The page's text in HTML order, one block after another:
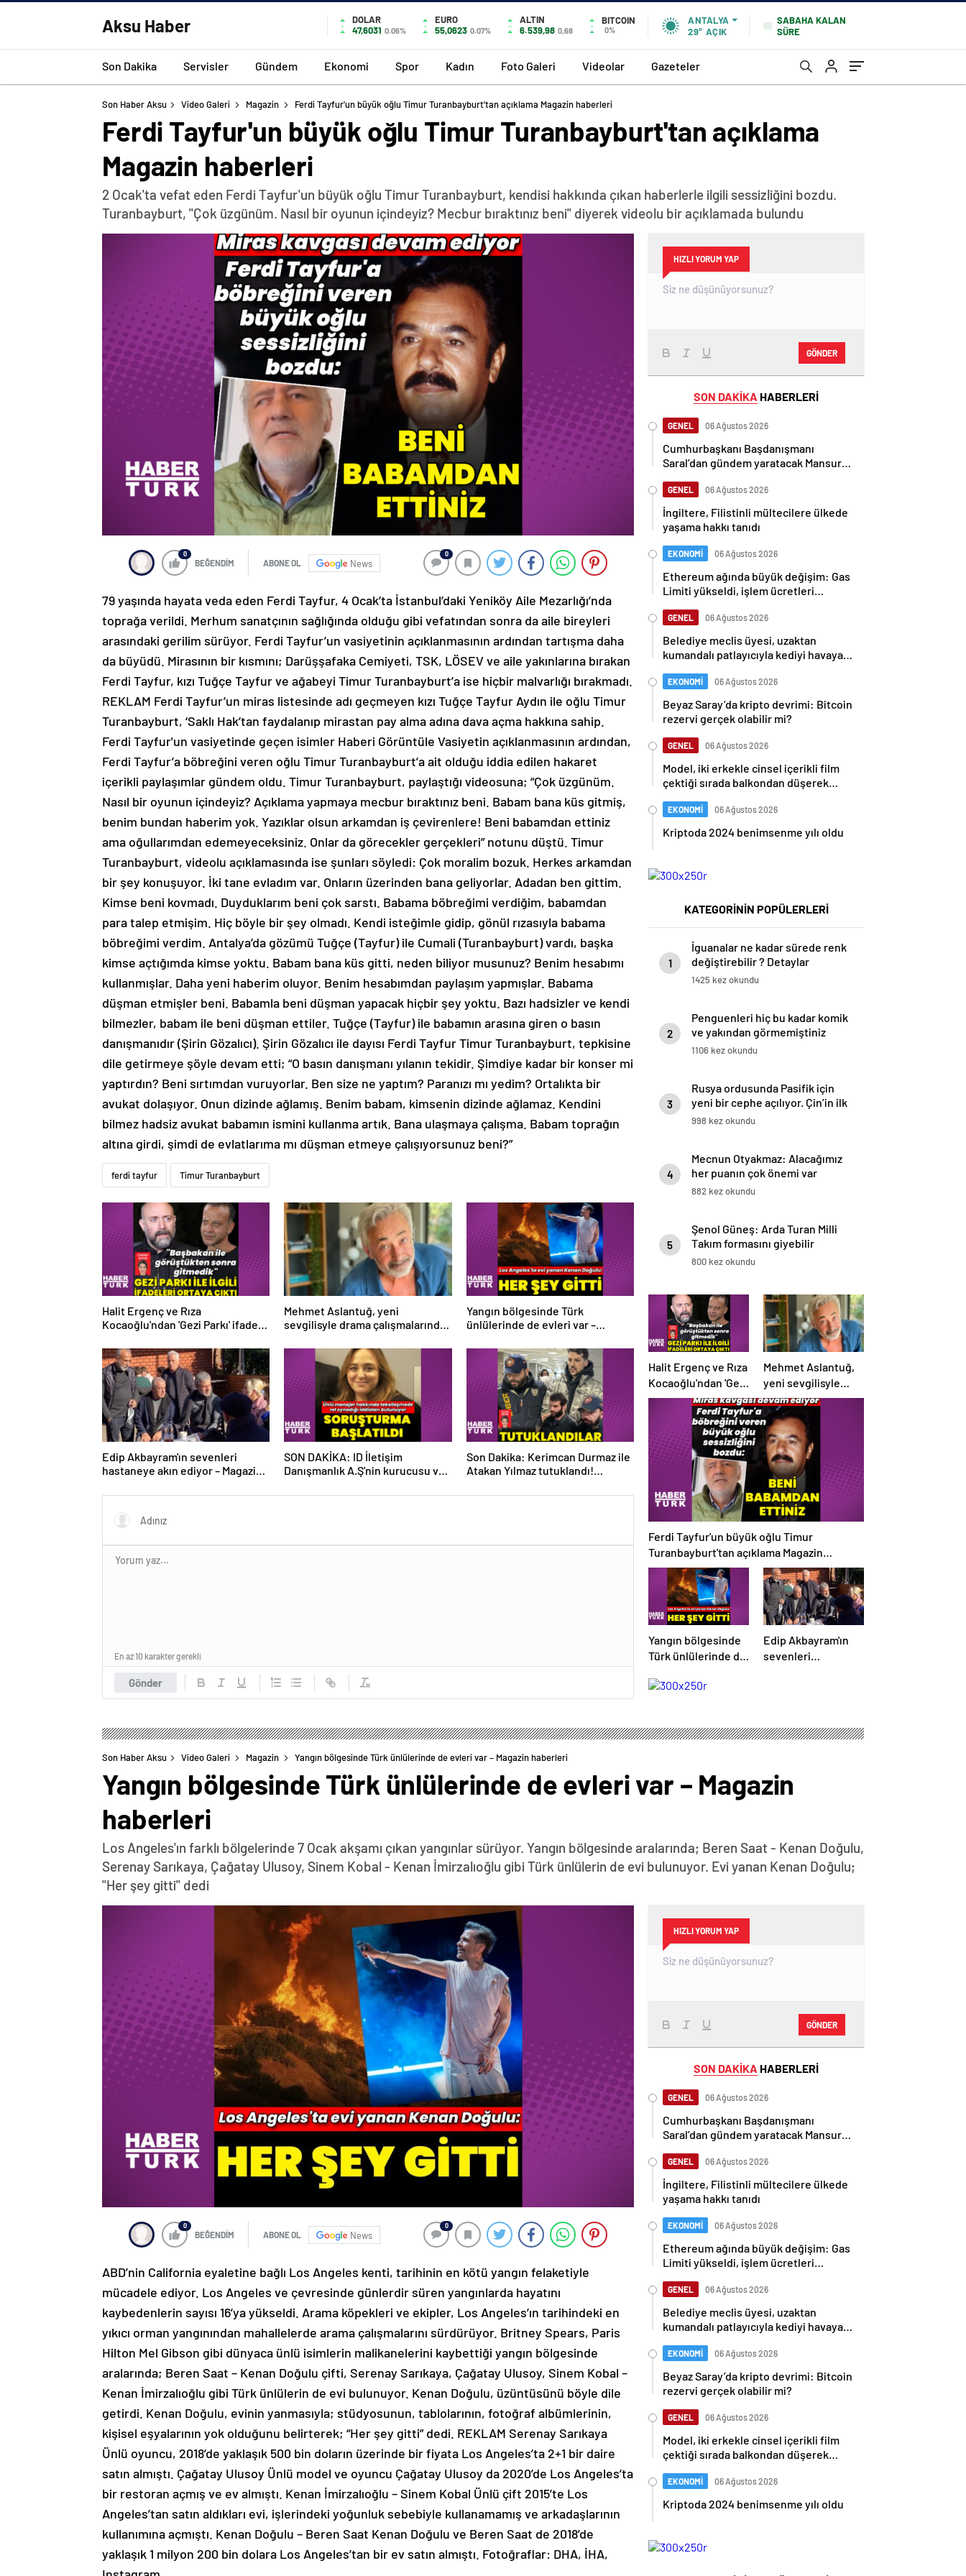
Aksu Haber
DOLAR
47,6031 0.06%
EURO
55,0623 0.07%
ALTIN
6.539,98 0,68
BITCOIN
0%
ANTALYA
29° AÇIK
SABAHA KALAN
SÜRE
Son Dakika Servisler Gündem Ekonomi Spor Kadın Foto Galeri Videolar Gazeteler
Son Haber Aksu Video Galeri Magazin Ferdi Tayfur'un büyük oğlu Timur Turanbayburt'tan açıklama Magazin haberleri
Ferdi Tayfur'un büyük oğlu Timur Turanbayburt'tan açıklama
Magazin haberleri
2 Ocak'ta vefat eden Ferdi Tayfur'un büyük oğlu Timur Turanbayburt, kendisi hakkında çıkan haberlerle ilgili sessizliğini bozdu.
Turanbayburt, "Çok üzgünüm. Nasıl bir oyunun içindeyiz? Mecbur bıraktınız beni" diyerek videolu bir açıklamada bulundu
0
BEĞENDİM ABONE OL News
0
79 yaşında hayata veda eden Ferdi Tayfur, 4 Ocak’ta İstanbul’daki Yeniköy Aile Mezarlığı’nda
toprağa verildi. Merhum sanatçının sağlığında olduğu gibi vefatından sonra da aile bireyleri
arasındaki gerilim sürüyor. Ferdi Tayfur’un vasiyetinin açıklanmasının ardından tartışma daha
da büyüdü. Mirasının bir kısmını; Darüşşafaka Cemiyeti, TSK, LÖSEV ve aile yakınlarına bırakan
Ferdi Tayfur, kızı Tuğçe Tayfur ve ağabeyi Timur Turanbayburt’a ise hiçbir malvarlığı bırakmadı.
REKLAM Ferdi Tayfur’un miras listesinde adı geçmeyen kızı Tuğçe Tayfur Aydın ile oğlu Timur
Turanbayburt, ‘Saklı Hak’tan faydalanıp mirastan pay alma adına dava açma hakkına sahip.
Ferdi Tayfur'un vasiyetinde geçen isimler Haberi Görüntüle Vasiyetin açıklanmasının ardından,
Ferdi Tayfur’a böbreğini veren oğlu Timur Turanbayburt’a ait olduğu iddia edilen hakaret
içerikli paylaşımlar gündem oldu. Timur Turanbayburt, paylaştığı videosuna; “Çok üzgünüm.
Nasıl bir oyunun içindeyiz? Açıklama yapmaya mecbur bıraktınız beni. Babam bana küs gitmiş,
benim bundan haberim yok. Yazıklar olsun arkamdan iş çevirenlere! Beni babamdan ettiniz
ama oğullarımdan edemeyeceksiniz. Onlar da görecekler gerçekleri” notunu düştü. Timur
Turanbayburt, videolu açıklamasında ise şunları söyledi: Çok moralim bozuk. Herkes arkamdan
bir şey konuşuyor. İki tane evladım var. Onların üzerinden bana geliyorlar. Adadan ben gittim.
Kimse beni kovmadı. Duyduklarım beni çok sarstı. Babama böbreğimi verdiğim, babamdan
para talep etmişim. Hiç böyle bir şey olmadı. Kendi isteğimle gidip, gönül rızasıyla babama
böbreğimi verdim. Antalya’da gözümü Tuğçe (Tayfur) ile Cumali (Turanbayburt) vardı, başka
kimse açtığımda kimse yoktu. Babam bana küs gitti, neden biliyor musunuz? Benim hesabımı
kullanmışlar. Daha yeni haberim oluyor. Benim hesabımdan paylaşım yapmışlar. Babama
düşman etmişler beni. Babamla beni düşman yapacak hiçbir şey yoktu. Bazı hadsizler ve kendi
bilmezler, babam ile beni düşman ettiler. Tuğçe (Tayfur) ile babamın arasına giren o basın
danışmanıdır (Şirin Gözalıcı). Şirin Gözalıcı ile dayısı Ferdi Tayfur Timur Turanbayburt, tepkisine
dile getirmeye şöyle devam etti; “O basın danışmanı yılanın tekidir. Şimdiye kadar bir konser mi
yaptırdın? Beni sırtımdan vuruyorlar. Ben size ne yaptım? Paranızı mı yedim? Ortalıkta bir
avukat dolaşıyor. Onun dizinde ağlamış. Benim babam, kimsenin dizinde ağlamaz. Kendini
bilmez hadsiz avukat babamın ismini kullanma artık. Bana ulaşmaya çalışma. Babam toprağın
altına girdi, şimdi de evlatlarıma mı düşman etmeye çalışıyorsunuz beni?”
ferdi tayfur Timur Turanbayburt
Halit Ergenç ve Rıza
Kocaoğlu'ndan 'Gezi Parkı' ifadesi
Mehmet Aslantuğ, yeni
sevgilisyle drama çalışmalarında
Yangın bölgesinde Türk
ünlülerinde de evleri var –
Edip Akbayram'ın sevenleri
hastaneye akın ediyor – Magazin
SON DAKİKA: ID İletişim
Danışmanlık A.Ş'nin kurucusu ve
resen soruşturma başlatıldı
Son Dakika: Kerimcan Durmaz ile
Atakan Yılmaz tutuklandı!
ortaya çıktı – Magazin haberleri
Gönder
En az 10 karakter gerekli
HIZLI YORUM YAP
GÖNDER
SON DAKİKA HABERLERİ
GENEL 06 Ağustos 2026
Cumhurbaşkanı Başdanışmanı
Saral’dan gündem yaratacak Mansur
GENEL 06 Ağustos 2026
İngiltere, Filistinli mültecilere ülkede
yaşama hakkı tanıdı
EKONOMİ 06 Ağustos 2026
Ethereum ağında büyük değişim: Gas
Limiti yükseldi, işlem ücretleri
GENEL 06 Ağustos 2026
Belediye meclis üyesi, uzaktan
kumandalı patlayıcıyla kediyi havaya
EKONOMİ 06 Ağustos 2026
Beyaz Saray’da kripto devrimi: Bitcoin
rezervi gerçek olabilir mi?
GENEL 06 Ağustos 2026
Model, iki erkekle cinsel içerikli film
çektiği sırada balkondan düşerek
EKONOMİ 06 Ağustos 2026
Kriptoda 2024 benimsenme yılı oldu
KATEGORİNİN POPÜLERLERİ
1
İguanalar ne kadar sürede renk
değiştirebilir ? Detaylar
burada…
1425 kez okundu
2
Penguenleri hiç bu kadar komik
ve yakından görmemiştiniz
1106 kez okundu
3
Rusya ordusunda Pasifik için
yeni bir cephe açılıyor. Çin’in ilk
tepkisi!
998 kez okundu
4
Mecnun Otyakmaz: Alacağımız
her puanın çok önemi var
882 kez okundu
5
Şenol Güneş: Arda Turan Milli
Takım formasını giyebilir
800 kez okundu
Halit Ergenç ve Rıza
Kocaoğlu'ndan 'Gezi
Parkı' ifadesi –
Magazin haberleri
Mehmet Aslantuğ,
yeni sevgilisyle
drama
çalışmalarında
tanıştı – Magazin
haberleri
Ferdi Tayfur'un büyük oğlu Timur
Turanbayburt'tan açıklama Magazin
haberleri
Yangın bölgesinde
Türk ünlülerinde de
haberleri
Edip Akbayram'ın
sevenleri
Son Haber Aksu Video Galeri Magazin Yangın bölgesinde Türk ünlülerinde de evleri var – Magazin haberleri
Yangın bölgesinde Türk ünlülerinde de evleri var – Magazin
haberleri
Los Angeles'ın farklı bölgelerinde 7 Ocak akşamı çıkan yangınlar sürüyor. Yangın bölgesinde aralarında; Beren Saat - Kenan Doğulu,
Serenay Sarıkaya, Çağatay Ulusoy, Sinem Kobal - Kenan İmirzalıoğlu gibi Türk ünlülerin de evi bulunuyor. Evi yanan Kenan Doğulu;
"Her şey gitti" dedi
0
BEĞENDİM ABONE OL News
0
ABD’nin California eyaletine bağlı Los Angeles kenti, tarihinin en kötü yangın felaketiyle
mücadele ediyor. Los Angeles ve çevresinde günlerdir süren yangınlarda hayatını
kaybedenlerin sayısı 16’ya yükseldi. Arama köpekleri ve ekipler, Los Angeles’ın tarihindeki en
yıkıcı orman yangınından mahallelerde arama çalışmalarını sürdürüyor. Britney Spears, Paris
Hilton Mel Gibson gibi dünyaca ünlü isimlerin malikanelerini kaybettiği yangın bölgesinde
aralarında; Beren Saat – Kenan Doğulu çifti, Serenay Sarıkaya, Çağatay Ulusoy, Sinem Kobal –
Kenan İmirzalıoğlu gibi Türk ünlülerin de evi bulunuyor. Kenan Doğulu, üzüntüsünü böyle dile
getirdi. Kenan Doğulu, evinin yanmasıyla; stüdyosunun, tablolarının, fotoğraf albümlerinin,
kişisel eşyalarının yok olduğunu belirterek; “Her şey gitti” dedi. REKLAM Serenay Sarıkaya
Ünlü oyuncu, 2018’de yaklaşık 500 bin doların üzerinde bir fiyata Los Angeles’ta 2+1 bir daire
satın almıştı. Çağatay Ulusoy Ünlü model ve oyuncu Çağatay Ulusoy da 2020’de Los Angeles’ta
bir restoran açmış ve ev almıştı. Kenan İmirzalıoğlu – Sinem Kobal Ünlü çift 2015’te Los
Angeles’tan satın aldıkları evi, işlerindeki yoğunluk sebebiyle kullanamamış ve arkadaşlarının
kullanımına açmıştı. Kenan Doğulu – Beren Saat Kenan Doğulu ve Beren Saat de 2018’de
yaklaşık 1 milyon 200 bin dolara Los Angeles’tan bir ev satın almıştı. Fotoğraflar: DHA, İHA,
HIZLI YORUM YAP
GÖNDER
SON DAKİKA HABERLERİ
GENEL 06 Ağustos 2026
Cumhurbaşkanı Başdanışmanı
Saral’dan gündem yaratacak Mansur
GENEL 06 Ağustos 2026
İngiltere, Filistinli mültecilere ülkede
yaşama hakkı tanıdı
EKONOMİ 06 Ağustos 2026
Ethereum ağında büyük değişim: Gas
Limiti yükseldi, işlem ücretleri
GENEL 06 Ağustos 2026
Belediye meclis üyesi, uzaktan
kumandalı patlayıcıyla kediyi havaya
EKONOMİ 06 Ağustos 2026
Beyaz Saray’da kripto devrimi: Bitcoin
rezervi gerçek olabilir mi?
GENEL 06 Ağustos 2026
Model, iki erkekle cinsel içerikli film
çektiği sırada balkondan düşerek
EKONOMİ 06 Ağustos 2026
Kriptoda 2024 benimsenme yılı oldu